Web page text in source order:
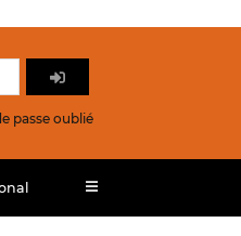
passe oublié